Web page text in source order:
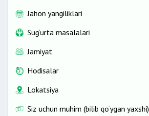
Jahon yangiliklari
Sug‘urta masalalari
Jamiyat
Hodisalar
Lokatsiya
Siz uchun muhim (bilib qo‘ygan yaxshi)